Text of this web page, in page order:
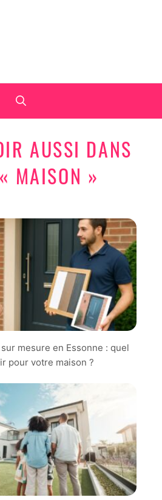
AUSSI DANS
« MAISON »
mesure en Essonne : quel
pour votre maison ?